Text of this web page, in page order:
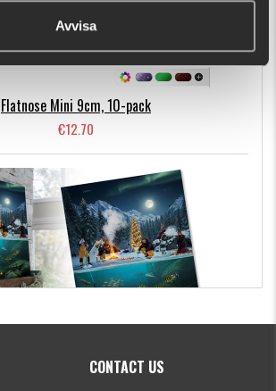
Avvisa
Flatnose Mini 9cm, 10-pack
€12.70
€154.86CONTACT US